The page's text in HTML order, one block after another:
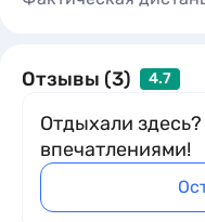
Отзывы (3) 4.7
Отдыхали
впечатлениями!